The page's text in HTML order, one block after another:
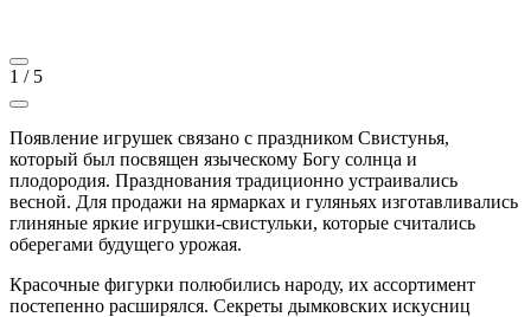
1 / 5
Появление игрушек связано с праздником Свистунья,
который был посвящен языческому Богу солнца и
плодородия. Празднования традиционно устраивались
весной. Для продажи на ярмарках и гуляньях изготавливались
глиняные яркие игрушки-свистульки, которые считались
оберегами будущего урожая.
Красочные фигурки полюбились народу, их ассортимент
постепенно расширялся. Секреты дымковских искусниц